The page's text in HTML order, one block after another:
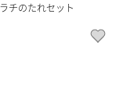
チのたれセット